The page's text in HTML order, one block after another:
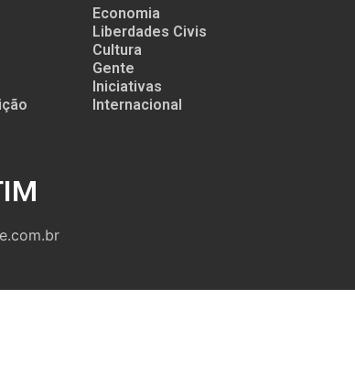
Economia
Liberdades Civis
Cultura
Gente
Iniciativas
Internacional